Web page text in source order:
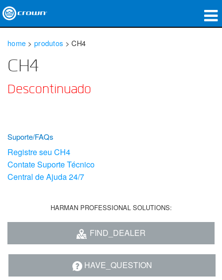
Applications
treinamento
Idioma/Região
home >produtos >CH4
CH4
Descontinuado
Suporte/FAQs
Registre seu CH4
Contate Suporte Técnico
Central de Ajuda 24/7
HARMAN PROFESSIONAL SOLUTIONS:
FIND_DEALER
HAVE_QUESTION